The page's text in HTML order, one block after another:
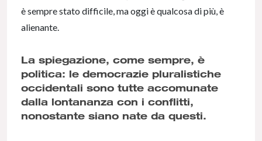
è sempre stato difficile, ma oggi è qualcosa di più, è
alienante.
La spiegazione, come sempre, è
politica: le democrazie pluralistiche
occidentali sono tutte accomunate
dalla lontananza con i conflitti,
nonostante siano nate da questi.